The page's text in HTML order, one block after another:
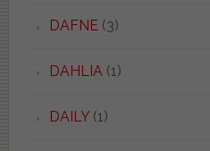
DAFNE(3)
DAHLIA (1)
DAILY(1)